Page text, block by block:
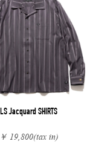
LS Jacquard SHIRTS
￥ 19,800(tax in)